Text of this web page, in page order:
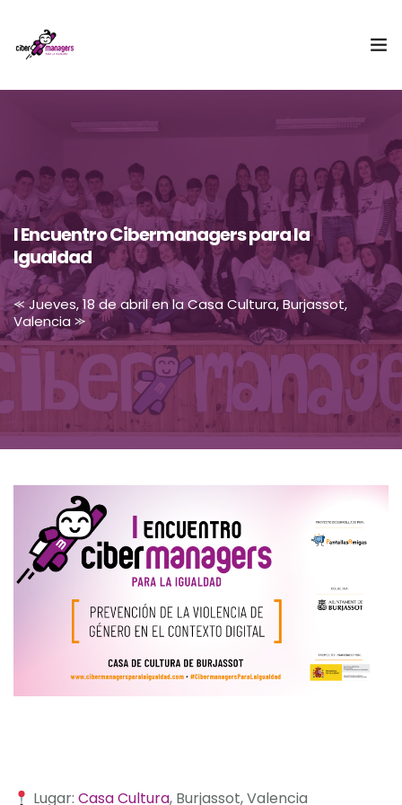
Embajadora
II Encuentro Cibermanagers
Acceso CBMxI
Contacto
I Encuentro Cibermanagers para la
Igualdad
⪻ Jueves, 18 de abril en la Casa Cultura, Burjassot,
Valencia ⪼
Lugar:Casa Cultura, Burjassot, Valencia